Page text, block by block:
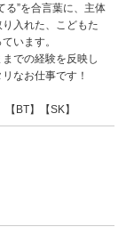
る”を合言葉に、主体
入れた、こどもた
います。
での経験を反映し
なお仕事です！
BT】【SK】